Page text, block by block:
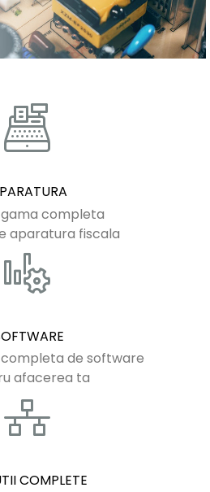
completa
aparatura fiscala
de software
afacerea ta
COMPLETE